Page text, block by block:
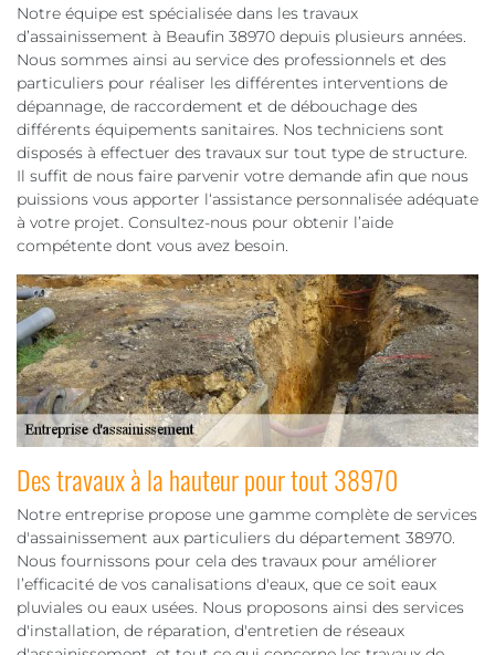
Notre équipe est spécialisée dans les travaux
d’assainissement à Beaufin 38970 depuis plusieurs années.
Nous sommes ainsi au service des professionnels et des
particuliers pour réaliser les différentes interventions de
dépannage, de raccordement et de débouchage des
différents équipements sanitaires. Nos techniciens sont
disposés à effectuer des travaux sur tout type de structure.
Il suffit de nous faire parvenir votre demande afin que nous
puissions vous apporter l‘assistance personnalisée adéquate
à votre projet. Consultez-nous pour obtenir l’aide
compétente dont vous avez besoin.
Des travaux à la hauteur pour tout 38970
Notre entreprise propose une gamme complète de services
d'assainissement aux particuliers du département 38970.
Nous fournissons pour cela des travaux pour améliorer
l’efficacité de vos canalisations d'eaux, que ce soit eaux
pluviales ou eaux usées. Nous proposons ainsi des services
d'installation, de réparation, d'entretien de réseaux